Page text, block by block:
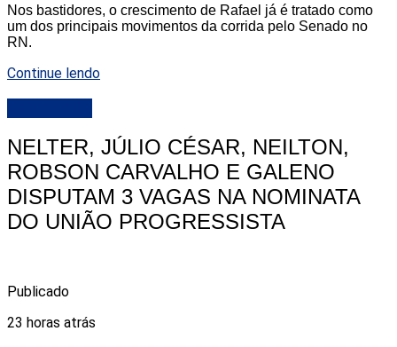
Nos bastidores, o crescimento de Rafael já é tratado como
um dos principais movimentos da corrida pelo Senado no
RN.
Continue lendo
NELTER, JÚLIO CÉSAR, NEILTON,
ROBSON CARVALHO E GALENO
DISPUTAM 3 VAGAS NA NOMINATA
DO UNIÃO PROGRESSISTA
Publicado
23 horas atrás